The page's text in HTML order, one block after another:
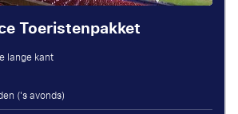
Toeristenpakket
lange kant
('s avonds)